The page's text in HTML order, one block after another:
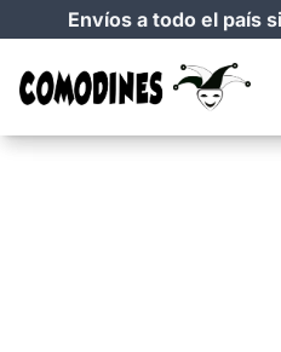
Envíos a todo el país